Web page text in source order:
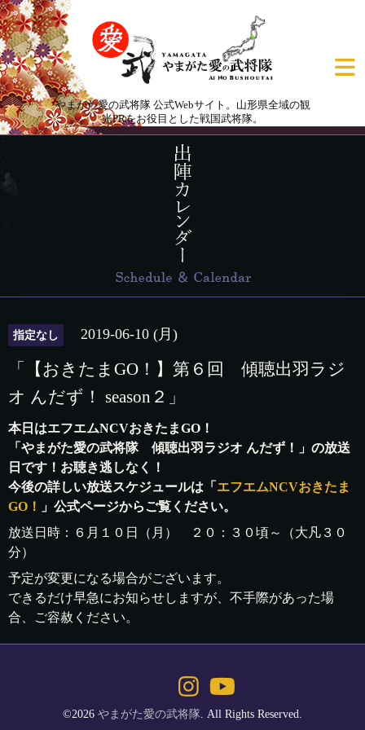
やまがた愛の武将隊 公式Webサイト。山形県全域の観
光PRをお役目とした戦国武将隊。
指定なし 2019-06-10 (月)
「【おきたまGO！】第６回 傾聴出羽ラジ
オ んだず！ season２」
本日はエフエムNCVおきたまGO！
「やまがた愛の武将隊 傾聴出羽ラジオ んだず！」の放送
日です！お聴き逃しなく！
今後の詳しい放送スケジュールは「 エフエムNCVおきたま
GO！
」公式ページからご覧ください。
放送日時：６月１０日（月） ２０：３０頃～（大凡３０
分）
予定が変更になる場合がございます。
できるだけ早急にお知らせしますが、不手際があった場
合、ご容赦ください。
©2026 やまがた愛の武将隊 . All Rights Reserved.